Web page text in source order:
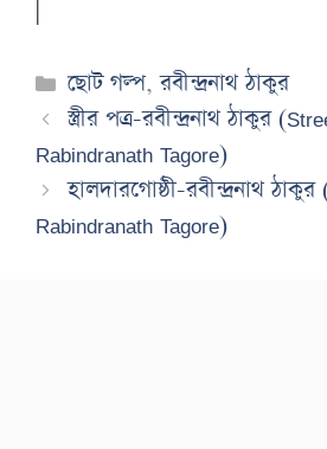
Categories
ছোট গল্প,রবীন্দ্রনাথ ঠাকুর
স্ত্রীর পত্র-রবীন্দ্রনাথ ঠাকুর
Rabindranath Tagore)
হালদারগোষ্ঠী-রবীন্দ্রনাথ
Rabindranath Tagore)